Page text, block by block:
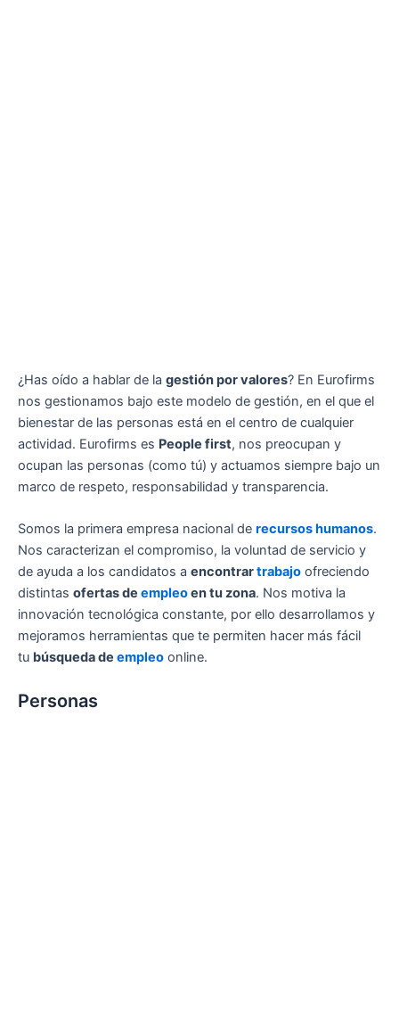
¿Has oído a hablar de la gestión por valores? En Eurofirms
nos gestionamos bajo este modelo de gestión, en el que el
bienestar de las personas está en el centro de cualquier
actividad. Eurofirms es People first, nos preocupan y
ocupan las personas (como tú) y actuamos siempre bajo un
marco de respeto, responsabilidad y transparencia.
Somos la primera empresa nacional de recursos humanos.
Nos caracterizan el compromiso, la voluntad de servicio y
de ayuda a los candidatos a encontrartrabajo ofreciendo
distintas ofertas de empleoen tu zona. Nos motiva la
innovación tecnológica constante, por ello desarrollamos y
mejoramos herramientas que te permiten hacer más fácil
tu búsqueda de empleo online.
Personas